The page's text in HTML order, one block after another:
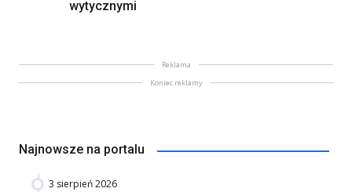
wytycznymi
Reklama
Koniec reklamy
Najnowsze na portalu
3 sierpień 2026